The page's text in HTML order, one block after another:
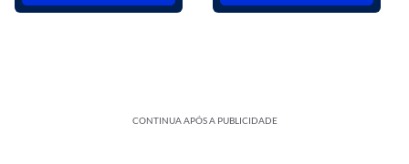
CONTINUA APÓS A PUBLICIDADE